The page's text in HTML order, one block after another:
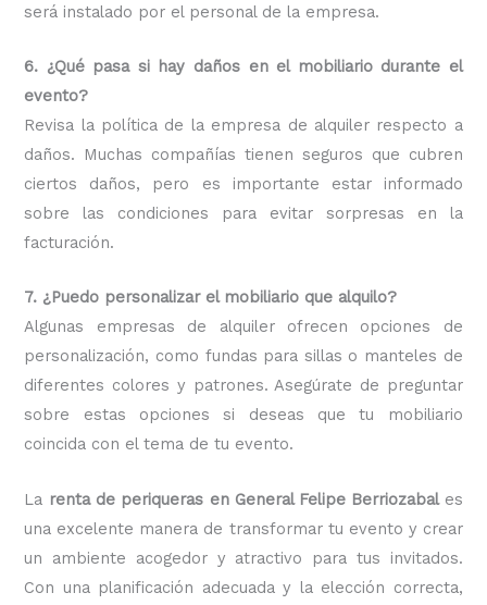
será instalado por el personal de la empresa.
6. ¿Qué pasa si hay daños en el mobiliario durante el
evento?
Revisa la política de la empresa de alquiler respecto a
daños. Muchas compañías tienen seguros que cubren
ciertos daños, pero es importante estar informado
sobre las condiciones para evitar sorpresas en la
facturación.
7. ¿Puedo personalizar el mobiliario que alquilo?
Algunas empresas de alquiler ofrecen opciones de
personalización, como fundas para sillas o manteles de
diferentes colores y patrones. Asegúrate de preguntar
sobre estas opciones si deseas que tu mobiliario
coincida con el tema de tu evento.
La renta de periqueras en General Felipe Berriozabal es
una excelente manera de transformar tu evento y crear
un ambiente acogedor y atractivo para tus invitados.
Con una planificación adecuada y la elección correcta,